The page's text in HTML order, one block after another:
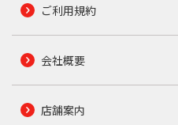
ご利用規約
会社概要
店舗案内